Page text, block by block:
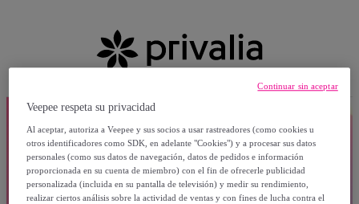
Veepee respeta su privacidad
Al aceptar, autoriza a Veepee y sus socios a usar rastreadores (como cookies u
otros identificadores como SDK, en adelante "Cookies") y a procesar sus datos
personales (como sus datos de navegación, datos de pedidos e información
proporcionada en su cuenta de miembro) con el fin de ofrecerle publicidad
personalizada (incluida en su pantalla de televisión) y medir su rendimiento,
realizar ciertos análisis sobre la actividad de ventas y con fines de lucha contra el
Continuar sin aceptar